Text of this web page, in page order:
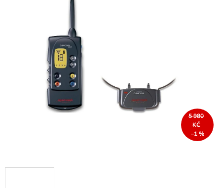
5 980
KČ
–1 %